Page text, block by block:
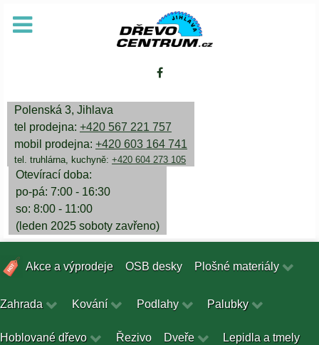
Polenská 3, Jihlava
tel prodejna: +420 567 221 757
mobil prodejna: +420 603 164 741
tel. truhlárna, kuchyně: +420 604 273 105
Otevírací doba:
po-pá: 7:00 - 16:30
so: 8:00 - 11:00
(leden 2025 soboty zavřeno)
Akce a výprodeje OSB desky Plošné materiály
Zahrada Kování Podlahy Palubky
Hoblované dřevo Řezivo Dveře Lepidla a tmely